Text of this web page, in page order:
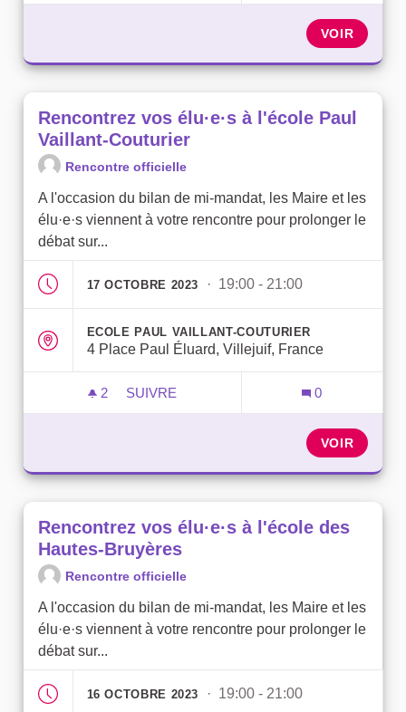
VOIR
Rencontrez vos élu·e·s à l'école Paul
Vaillant-Couturier
Rencontre officielle
A l'occasion du bilan de mi-mandat, les Maire et les
élu·e·s viennent à votre rencontre pour prolonger le
débat sur...
17 OCTOBRE 2023 · 19:00 - 21:00
ECOLE PAUL VAILLANT-COUTURIER
4 Place Paul Éluard, Villejuif, France
2 2 ABONNÉS
SUIVRE
0
VOIR
Rencontrez vos élu·e·s à l'école des
Hautes-Bruyères
Rencontre officielle
A l'occasion du bilan de mi-mandat, les Maire et les
élu·e·s viennent à votre rencontre pour prolonger le
débat sur...
16 OCTOBRE 2023 · 19:00 - 21:00